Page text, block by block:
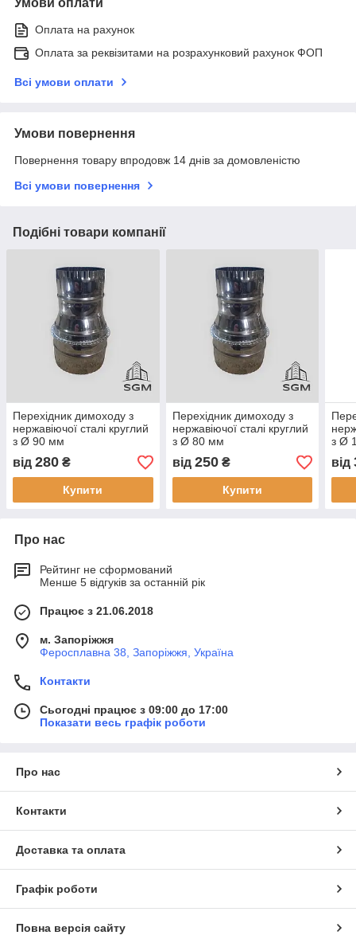
Оплата на рахунок
Оплата за реквізитами на розрахунковий рахунок ФОП
Всі умови оплати
Умови повернення
Повернення товару впродовж 14 днів за домовленістю
Всі умови повернення
Подібні товари компанії
Перехідник димоходу з
нержавіючої сталі круглий
з Ø 90 мм
від 280 ₴
Купити
Перехідник димоходу з
нержавіючої сталі круглий
з Ø 80 мм
від 250₴
Купити
з Ø
від
Про нас
Рейтинг не сформований
Менше 5 відгуків за останній рік
Працює з 21.06.2018
м. Запоріжжя
Феросплавна 38, Запоріжжя, Україна
Контакти
Сьогодні працює з 09:00 до 17:00
Показати весь графік роботи
Про нас
Контакти
Доставка та оплата
Графік роботи
Повна версія сайту